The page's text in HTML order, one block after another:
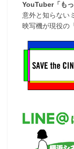
YouTuber「もっ
意外と知らない
映写機が現役の